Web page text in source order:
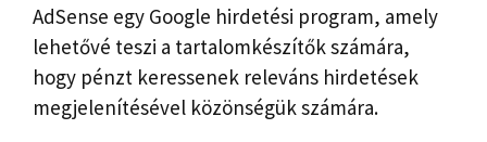
AdSense egy Google hirdetési program, amely
lehetővé teszi a tartalomkészítők számára,
hogy pénzt keressenek releváns hirdetések
megjelenítésével közönségük számára.